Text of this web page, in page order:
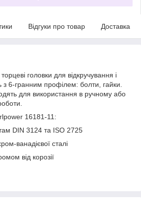
Відгуки про товар Доставка
головки для відкручування і
з 6-гранним профілем: болти, гайки.
для використання в ручному або
16181-11:
DIN 3124 та ISO 2725
ванадієвої сталі
від корозії